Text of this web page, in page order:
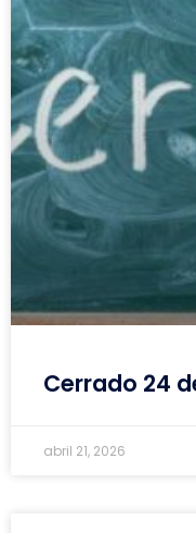
Cerrado 24
abril 21, 2026